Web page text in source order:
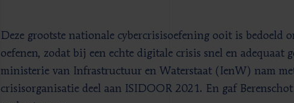
Deze grootste nationale cybercrisisoefening ooit is bedoeld
oefenen, zodat bij een echte digitale crisis snel en adequaat
ministerie van Infrastructuur en Waterstaat (IenW) nam
crisisorganisatie deel aan ISIDOOR 2021. En gaf